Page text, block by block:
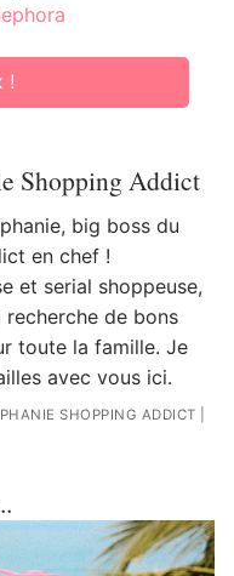
!
Shopping Addict
big boss du
en chef !
et serial shoppeuse,
de bons
toute la famille. Je
avec vous ici.
SHOPPING ADDICT